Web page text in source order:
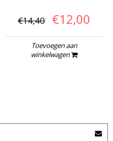
€14,40 €12,00
Toevoegen aan
winkelwagen